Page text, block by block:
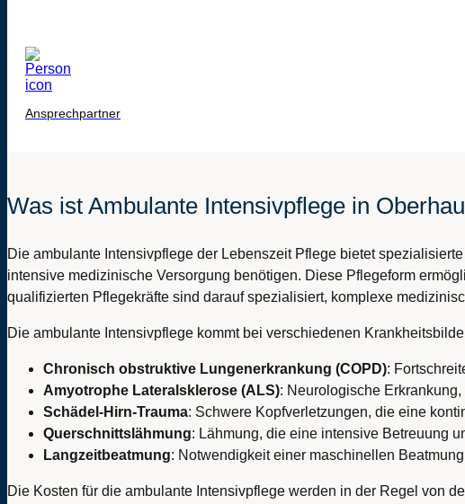
Ansprechpartner
Was ist Ambulante Intensivpflege in
Die ambulante Intensivpflege der Lebenszeit Pflege bietet
intensive medizinische Versorgung benötigen. Diese Pflegeform
qualifizierten Pflegekräfte sind darauf spezialisiert, komplexe
Die ambulante Intensivpflege kommt bei verschiedenen
Chronisch obstruktive Lungenerkrankung (COPD):
Amyotrophe Lateralsklerose (ALS): Neurologische
Schädel-Hirn-Trauma: Schwere Kopfverletzungen, die eine
Querschnittslähmung: Lähmung, die eine intensive Betreuung
Langzeitbeatmung: Notwendigkeit einer maschinellen
Die Kosten für die ambulante Intensivpflege werden in der Regel von